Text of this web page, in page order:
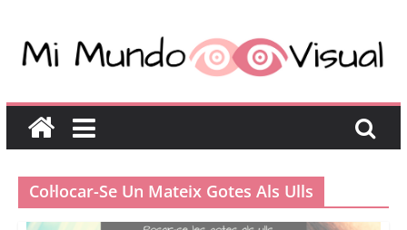
Col·locar-Se Un Mateix Gotes Als Ulls